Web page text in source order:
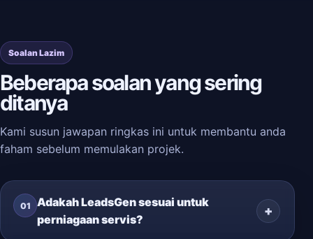
Soalan Lazim
Beberapa soalan yang sering
ditanya
Kami susun jawapan ringkas ini untuk membantu anda
faham sebelum memulakan projek.
01
Adakah LeadsGen sesuai untuk
perniagaan servis?